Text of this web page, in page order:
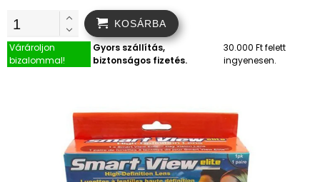
KOSÁRBA
Várároljon
bizalommal!
Gyors szállítás,
biztonságos fizetés.
30.000 Ft felett
ingyenesen.